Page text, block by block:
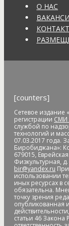
безопасность
апелляция
АрашуковАрбат
Артём Акименко
Банк Россиибанки
барельеф
бездомные
Безопасное
качественные
Берл Лазар
Бессмертный
библиотека
омбудсмен
Биробидажан
О НАС
[counters]
Сетевое издание
регистрации СМИ
службой по
технологий и
07.03.2017 года.
Биробиджана»:
679015,
Физкультурная,
bir@yandex.ru
использовании
иных ресурсах в
обязательна.
точку зрения
опубликованная
статьи 46